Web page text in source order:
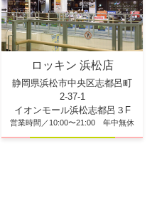
ロッキン 浜松店
静岡県浜松市中央区志都呂町
2-37-1
イオンモール浜松志都呂３F
営業時間／10:00〜21:00 年中無休